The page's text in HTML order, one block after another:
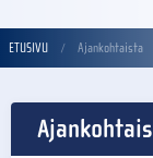
ETUSIVU Ajankohtaista